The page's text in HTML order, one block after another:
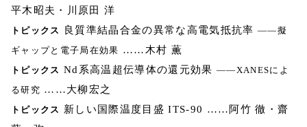
平木昭夫・川原田 洋
トピックス 良質準結晶合金の異常な高電気抵抗率 ――擬
ギャップと電子局在効果 ……木村 薫
トピックス Nd系高温超伝導体の還元効果 ――XANESによ
る研究 ……大柳宏之
トピックス 新しい国際温度目盛 ITS-90 ……阿竹 徹・齋